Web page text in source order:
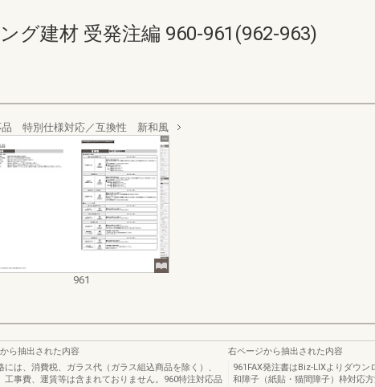
グ建材 受発注編 960-961(962-963)
品 特別仕様対応／互換性 新和風
961
ら抽出された内容
には、消費税、ガラス代（ガラス組込商品を除く）、
工事費、運賃等は含まれておりません。960特注対応品
右ページから抽出された内容
961FAX発注書はBiz-LIXよりダウン
和障子（紙貼・猫間障子）枠対応